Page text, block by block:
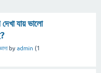
যায় ভালো
by admin (1